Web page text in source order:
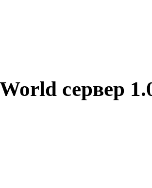
сервер